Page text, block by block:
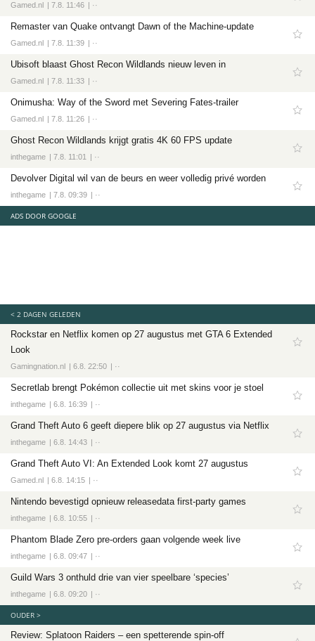
Formule 1
Tech
Entertainment
Games
Gamed.nl 7.8. 11:46 ··
Remaster van Quake ontvangt Dawn of the Machine-update
Gamed.nl 7.8. 11:39 ··
Ubisoft blaast Ghost Recon Wildlands nieuw leven in
Gamed.nl 7.8. 11:33 ··
Onimusha: Way of the Sword met Severing Fates-trailer
Gamed.nl 7.8. 11:26 ··
Ghost Recon Wildlands krijgt gratis 4K 60 FPS update
inthegame 7.8. 11:01 ··
Devolver Digital wil van de beurs en weer volledig privé worden
inthegame 7.8. 09:39 ··
ADS DOOR GOOGLE
< 2 DAGEN GELEDEN
Rockstar en Netflix komen op 27 augustus met GTA 6 Extended
Look
Gamingnation.nl 6.8. 22:50 ··
Secretlab brengt Pokémon collectie uit met skins voor je stoel
inthegame 6.8. 16:39 ··
Grand Theft Auto 6 geeft diepere blik op 27 augustus via Netflix
inthegame 6.8. 14:43 ··
Grand Theft Auto VI: An Extended Look komt 27 augustus
Gamed.nl 6.8. 14:15 ··
Nintendo bevestigd opnieuw releasedata first-party games
inthegame 6.8. 10:55 ··
Phantom Blade Zero pre-orders gaan volgende week live
inthegame 6.8. 09:47 ··
Guild Wars 3 onthuld drie van vier speelbare ‘species’
inthegame 6.8. 09:20 ··
OUDER >
Review: Splatoon Raiders – een spetterende spin-off